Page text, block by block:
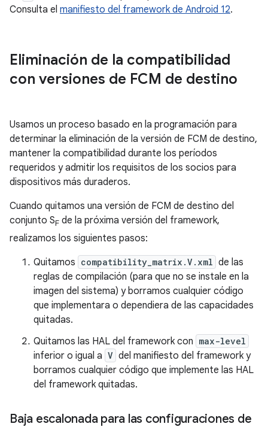
Consulta el manifiesto del framework de Android 12.
Eliminación de la compatibilidad
con versiones de FCM de destino
Usamos un proceso basado en la programación para
determinar la eliminación de la versión de FCM de destino,
mantener la compatibilidad durante los períodos
requeridos y admitir los requisitos de los socios para
dispositivos más duraderos.
Cuando quitamos una versión de FCM de destino del
conjunto SF de la próxima versión del framework,
realizamos los siguientes pasos:
Quitamos compatibility_matrix.V.xml de las
reglas de compilación (para que no se instale en la
imagen del sistema) y borramos cualquier código
que implementara o dependiera de las capacidades
quitadas.
Quitamos las HAL del framework con max-level
inferior o igual a V del manifiesto del framework y
borramos cualquier código que implemente las HAL
del framework quitadas.
Baja escalonada para las configuraciones de